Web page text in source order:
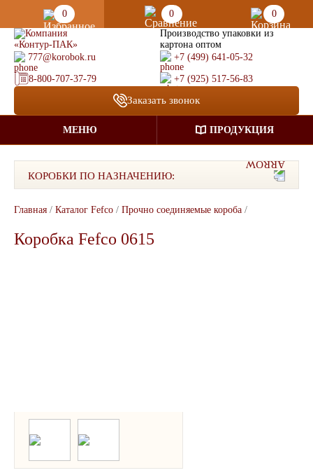
0 0
0
Производство упаковки из
картона оптом
777@korobok.ru
+7 (499) 641-05-32
8-800-707-37-79 +7 (925) 517-56-83
Заказать звонок
МЕНЮ ПРОДУКЦИЯ
КОРОБКИ ПО НАЗНАЧЕНИЮ:
Главная / Каталог Fefco / Прочно соединяемые короба /
Коробка Fefco 0615